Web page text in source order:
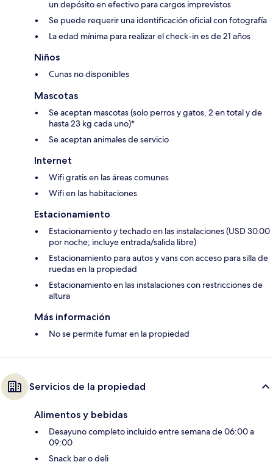
un depósito en efectivo para cargos imprevistos
Se puede requerir una identificación oficial con fotografía
La edad mínima para realizar el check-in es de 21 años
Niños
Cunas no disponibles
Mascotas
Se aceptan mascotas (solo perros y gatos, 2 en total y de
hasta 23 kg cada uno)*
Se aceptan animales de servicio
Internet
Wifi gratis en las áreas comunes
Wifi en las habitaciones
Estacionamiento
Estacionamiento y techado en las instalaciones (USD 30.00
por noche; incluye entrada/salida libre)
Estacionamiento para autos y vans con acceso para silla de
ruedas en la propiedad
Estacionamiento en las instalaciones con restricciones de
altura
Más información
No se permite fumar en la propiedad
Servicios de la propiedad
Alimentos y bebidas
Desayuno completo incluido entre semana de 06:00 a
09:00
Snack bar o deli